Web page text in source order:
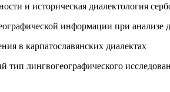
и историческая диалектология
информации при
в карпатославянских диалектах
тип лингвогеографического